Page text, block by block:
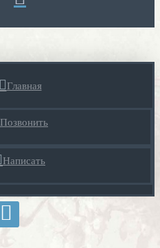
Главная
Позвонить
Написать